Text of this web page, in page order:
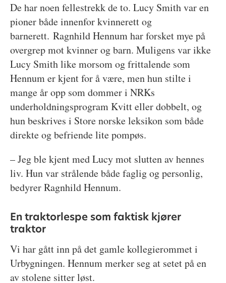
De har noen fellestrekk de to. Lucy Smith var en
pioner både innenfor kvinnerett og
barnerett. Ragnhild Hennum har forsket mye på
overgrep mot kvinner og barn. Muligens var ikke
Lucy Smith like morsom og frittalende som
Hennum er kjent for å være, men hun stilte i
mange år opp som dommer i NRKs
underholdningsprogram Kvitt eller dobbelt, og
hun beskrives i Store norske leksikon som både
direkte og befriende lite pompøs.
– Jeg ble kjent med Lucy mot slutten av hennes
liv. Hun var strålende både faglig og personlig,
bedyrer Ragnhild Hennum.
En traktorlespe som faktisk kjører
traktor
Vi har gått inn på det gamle kollegierommet i
Urbygningen. Hennum merker seg at setet på en
av stolene sitter løst.